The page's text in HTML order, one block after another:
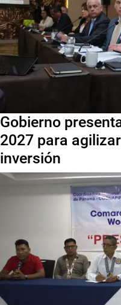
Gobierno
2027 para
inversión